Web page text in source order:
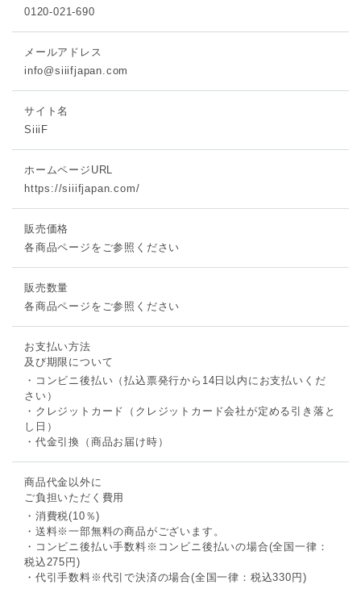
0120-021-690
メールアドレス
info@siiifjapan.com
サイト名
SiiiF
ホームページURL
https://siiifjapan.com/
販売価格
各商品ページをご参照ください
販売数量
各商品ページをご参照ください
お支払い方法
及び期限について
・コンビニ後払い（払込票発行から14日以内にお支払いくだ
さい）
・クレジットカード（クレジットカード会社が定める引き落と
し日）
・代金引換（商品お届け時）
商品代金以外に
ご負担いただく費用
・消費税(10％)
・送料※一部無料の商品がございます。
・コンビニ後払い手数料※コンビニ後払いの場合(全国一律：
税込275円)
・代引手数料※代引で決済の場合(全国一律：税込330円)